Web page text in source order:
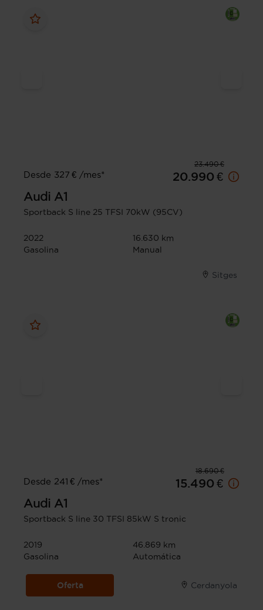
23.490 €
Desde 327 € /mes*
20.990 €
Audi A1
Sportback S line 25 TFSI 70kW (95CV)
2022
16.630 km
Gasolina
Manual
Sitges
18.690 €
Desde 241 € /mes*
15.490 €
Audi A1
Sportback S line 30 TFSI 85kW S tronic
2019
46.869 km
Gasolina
Automática
Oferta Cerdanyola